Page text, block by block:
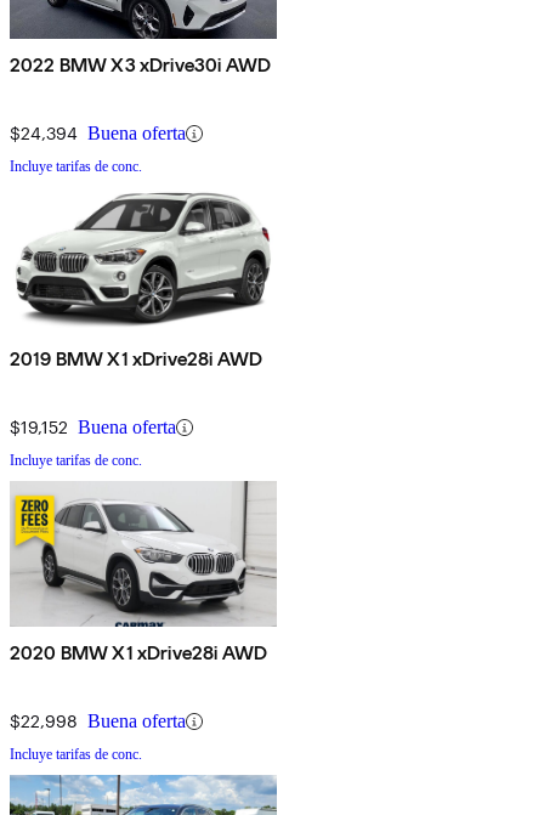
2022 BMW X3 xDrive30i AWD
$24,394 Buena oferta
Incluye tarifas de conc.
2019 BMW X1 xDrive28i AWD
$19,152 Buena oferta
Incluye tarifas de conc.
2020 BMW X1 xDrive28i AWD
$22,998 Buena oferta
Incluye tarifas de conc.